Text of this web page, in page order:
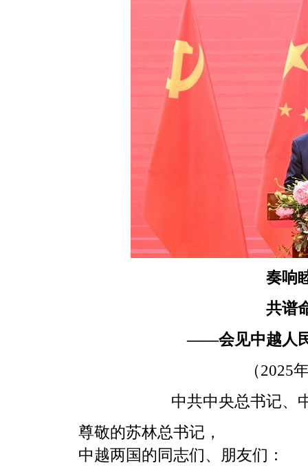
奏响
共谱
——会见中越人
（2025
中共中央总书记
尊敬的苏林总书记，
中越两国的同志们、朋友们：